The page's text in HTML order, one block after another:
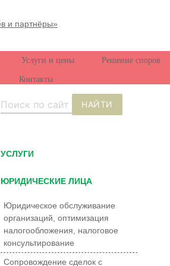
Услуги и цены Решение споров
Контакты
НАЙТИ
УCЛУГИ
ЮРИДИЧЕСКИЕ ЛИЦА
Юридическое обслуживание
организаций, оптимизация
налогообложения, налоговое
консультирование
Сопровождение сделок с